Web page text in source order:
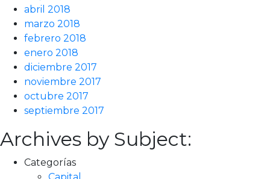
abril 2018
marzo 2018
febrero 2018
enero 2018
diciembre 2017
noviembre 2017
octubre 2017
septiembre 2017
Archives by Subject:
Categorías